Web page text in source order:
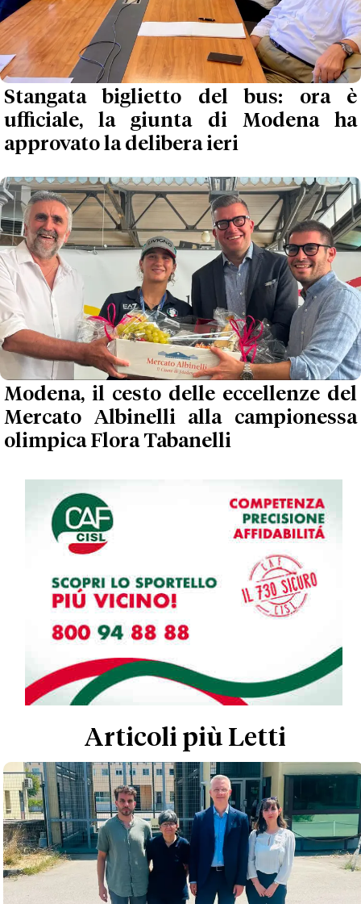
Stangata biglietto del bus: ora è
ufficiale, la giunta di Modena ha
approvato la delibera ieri
Modena, il cesto delle eccellenze del
Mercato Albinelli alla campionessa
olimpica Flora Tabanelli
Articoli più Letti